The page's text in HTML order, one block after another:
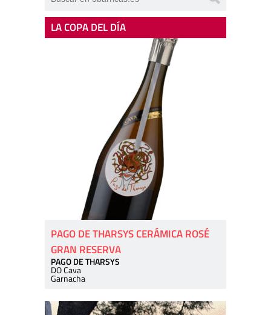
LA COPA DEL DÍA
PAGO DE THARSYS CERÁMICA ROSÉ
GRAN RESERVA
PAGO DE THARSYS
DO Cava
Garnacha